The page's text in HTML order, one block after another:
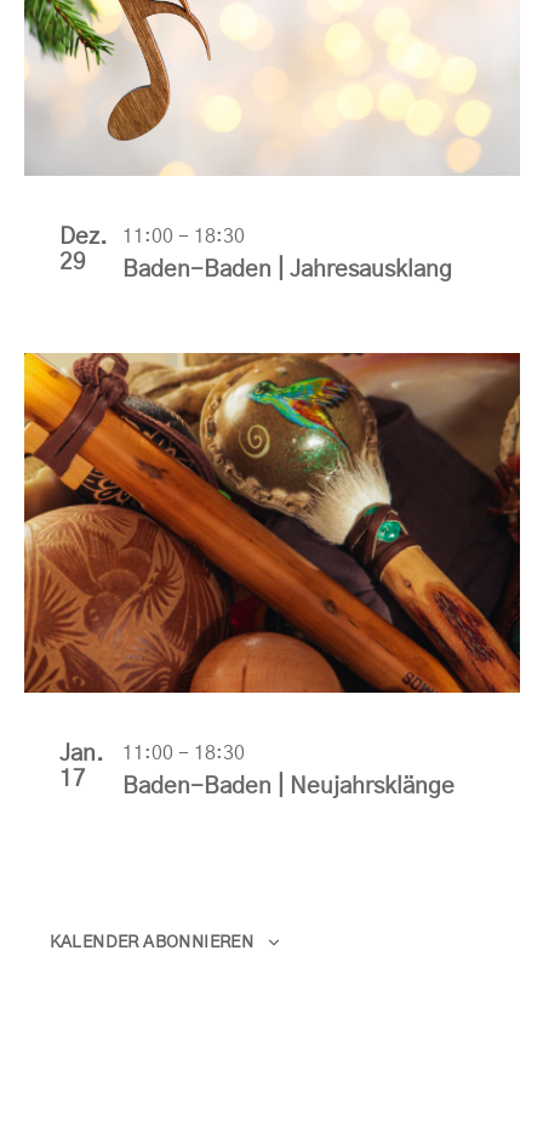
Dez.
29
11:00 - 18:30
Baden-Baden | Jahresausklang
Jan.
17
11:00 - 18:30
Baden-Baden | Neujahrsklänge
KALENDER ABONNIEREN